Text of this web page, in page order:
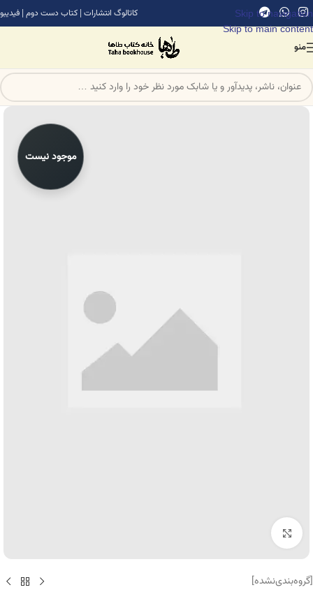
Skip to navigation
Skip to main content
کاتالوگ انتشارات | کتاب دست دوم | فیدیبو
منو
موجود نیست
برای بزرگنمایی کلیک کنید
[گروه‌بندی‌نشده]